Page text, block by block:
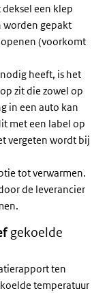
een klep
worden gepakt
(voorkomt
heeft, is het
zit die zowel op
in een auto kan
met een label op
vergeten wordt bij
tot verwarmen.
de leverancier
gekoelde
ten
temperatuur